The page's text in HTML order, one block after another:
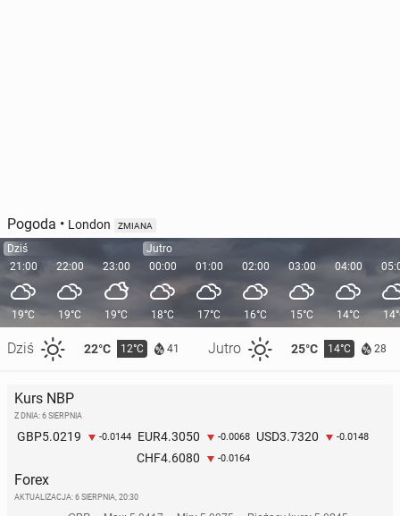
Pogoda • London ZMIANA
Dziś
21:00
19°C
Dziś 22°C 12°C 41 Jutro 25°C 14°C 28
22:00
19°C
23:00
19°C
Jutro
00:00
18°C
01:00
17°C
02:00
16°C
03:00
15°C
04:00
14°C
Kurs NBP
Z DNIA: 6 SIERPNIA
GBP5.0219 -0.0144 EUR4.3050 -0.0068 USD3.7320 -0.0148
CHF4.6080 -0.0164
Forex
AKTUALIZACJA: 6 SIERPNIA, 20:30